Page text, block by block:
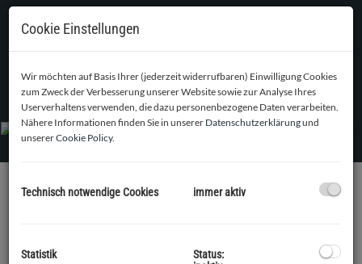
Wohnzimmer mit Zugang zur Loggia
Ab sofort zur Vermietung kommt eine generalsanierte, helle,
2
Cookie Einstellungen
Wir möchten auf Basis Ihrer (jederzeit widerrufbaren) Einwilligung Cookies
zum Zweck der Verbesserung unserer Website sowie zur Analyse Ihres
Userverhaltens verwenden, die dazu personenbezogene Daten verarbeiten.
Nähere Informationen finden Sie in unserer Datenschutzerklärungund
unsererCookie Policy.
Technisch notwendige Cookies immer aktiv
Statistik
Status: